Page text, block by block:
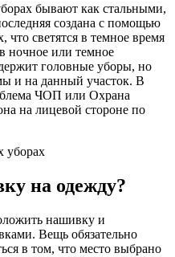
бывают как стальными,
создана с помощью
светятся в темное время
ночное или темное
головные уборы, но
и на данный участок. В
ЧОП или Охрана
на лицевой стороне по
уборах
на одежду?
нашивку и
Вещь обязательно
в том, что место выбрано